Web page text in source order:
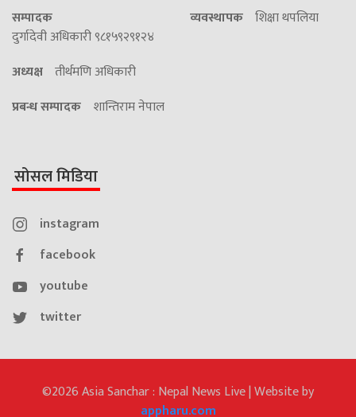
सम्पादक
दुर्गादेवी अधिकारी ९८१५९२९१२४
व्यवस्थापक शिक्षा थपलिया
अध्यक्ष तीर्थमणि अधिकारी
प्रबन्ध सम्पादक शान्तिराम नेपाल
सोसल मिडिया
instagram
facebook
youtube
twitter
©2026 Asia Sanchar : Nepal News Live | Website by
appharu.com